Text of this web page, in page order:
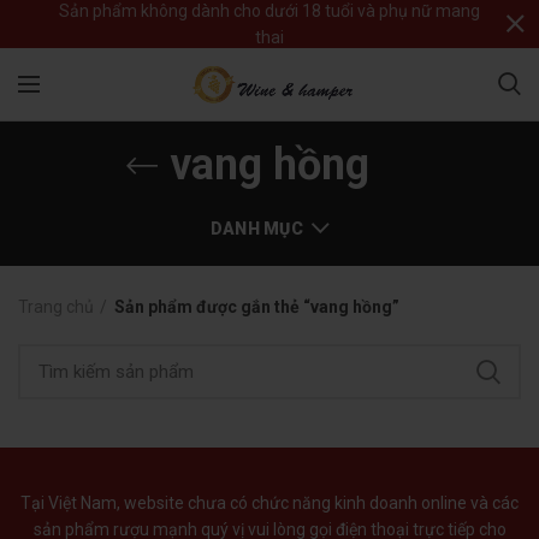
vang hồng
DANH MỤC
Sản phẩm được gắn thẻ “vang hồng”
Tại Việt Nam, website chưa có chức năng kinh doanh online và các
sản phẩm rượu mạnh quý vị vui lòng gọi điện thoại trực tiếp cho
Sản phẩm không dành cho dưới 18 tuổi và phụ nữ mang
thai